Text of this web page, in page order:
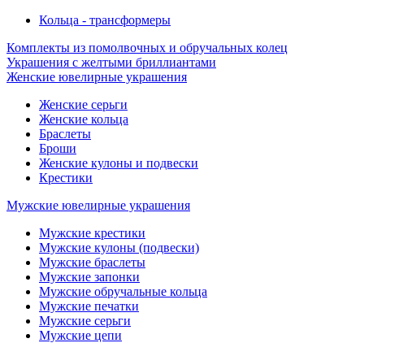
Кольца - трансформеры
Комплекты из помолвочных и обручальных колец
Украшения с желтыми бриллиантами
Женские ювелирные украшения
Женские серьги
Женские кольца
Браслеты
Броши
Женские кулоны и подвески
Крестики
Мужские ювелирные украшения
Мужские крестики
Мужские кулоны (подвески)
Мужские браслеты
Мужские запонки
Мужские обручальные кольца
Мужские печатки
Мужские серьги
Мужские цепи